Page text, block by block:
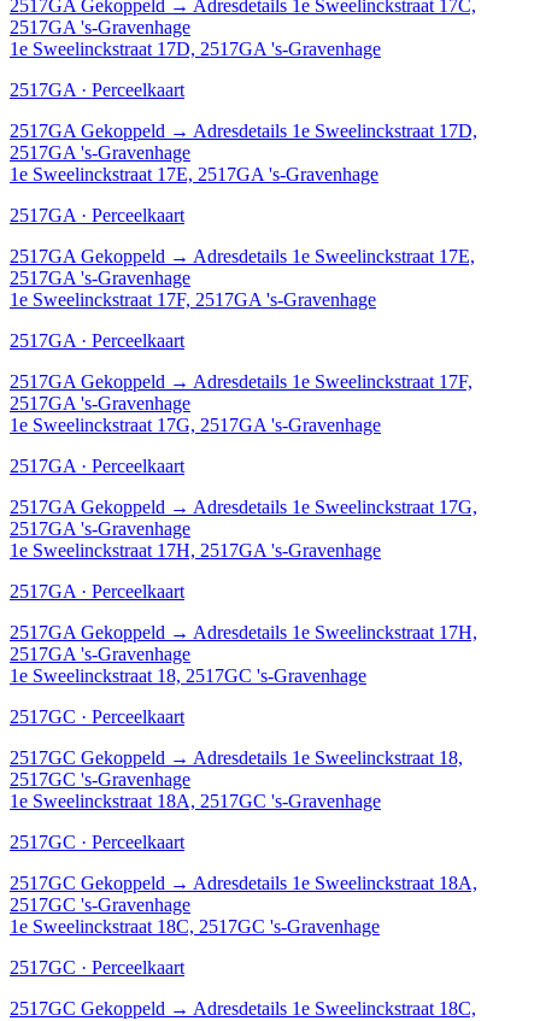
2517GA Gekoppeld → Adresdetails 1e Sweelinckstraat 17C,
2517GA 's-Gravenhage
1e Sweelinckstraat 17D, 2517GA 's-Gravenhage
2517GA · Perceelkaart
2517GA Gekoppeld → Adresdetails 1e Sweelinckstraat 17D,
2517GA 's-Gravenhage
1e Sweelinckstraat 17E, 2517GA 's-Gravenhage
2517GA · Perceelkaart
2517GA Gekoppeld → Adresdetails 1e Sweelinckstraat 17E,
2517GA 's-Gravenhage
1e Sweelinckstraat 17F, 2517GA 's-Gravenhage
2517GA · Perceelkaart
2517GA Gekoppeld → Adresdetails 1e Sweelinckstraat 17F,
2517GA 's-Gravenhage
1e Sweelinckstraat 17G, 2517GA 's-Gravenhage
2517GA · Perceelkaart
2517GA Gekoppeld → Adresdetails 1e Sweelinckstraat 17G,
2517GA 's-Gravenhage
1e Sweelinckstraat 17H, 2517GA 's-Gravenhage
2517GA · Perceelkaart
2517GA Gekoppeld → Adresdetails 1e Sweelinckstraat 17H,
2517GA 's-Gravenhage
1e Sweelinckstraat 18, 2517GC 's-Gravenhage
2517GC · Perceelkaart
2517GC Gekoppeld → Adresdetails 1e Sweelinckstraat 18,
2517GC 's-Gravenhage
1e Sweelinckstraat 18A, 2517GC 's-Gravenhage
2517GC · Perceelkaart
2517GC Gekoppeld → Adresdetails 1e Sweelinckstraat 18A,
2517GC 's-Gravenhage
1e Sweelinckstraat 18C, 2517GC 's-Gravenhage
2517GC · Perceelkaart
2517GC Gekoppeld → Adresdetails 1e Sweelinckstraat 18C,